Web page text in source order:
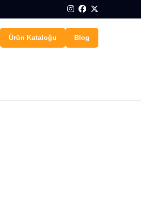
Ürün Kataloğu Blog